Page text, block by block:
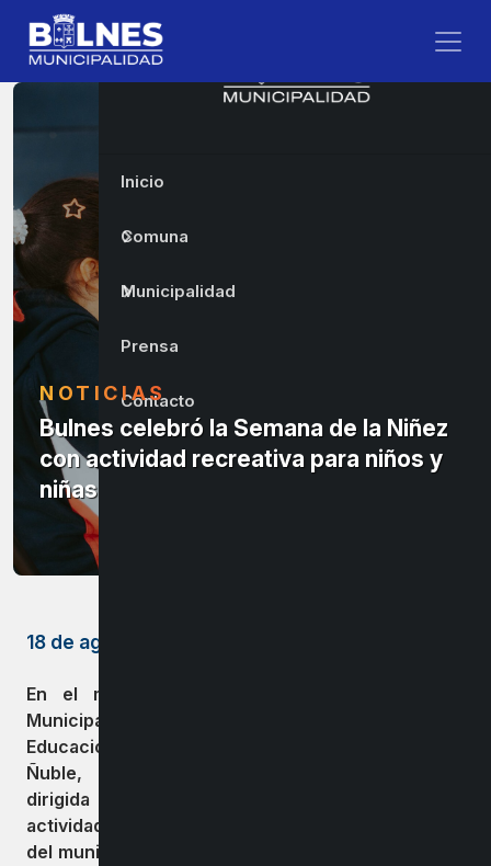
NOTICIAS
Bulnes celebró la Semana de la Niñez
con actividad recreativa para niños y
niñas
18 de agosto de 2025
En el marco de la Semana de la Niñez, la
Municipalidad de Bulnes, junto al Departamento de
Educación Municipal y la Seremi del Deporte de
Ñuble, desarrollaron una jornada recreativa
dirigida a los niños y niñas de la comuna. La
actividad, organizada por equipos profesionales
del municipio y la Seremi, ofreció espacios lúdicos
Inicio
Comuna
Municipalidad
Prensa
Contacto